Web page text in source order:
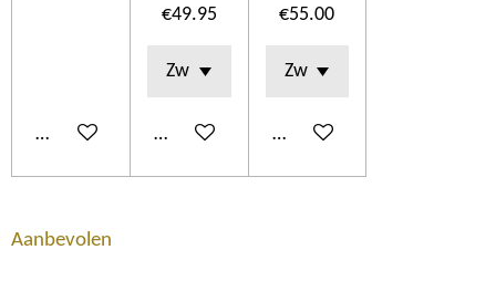
Add to cart
€49.95
Add to cart
€55.00
See details
Aanbevolen